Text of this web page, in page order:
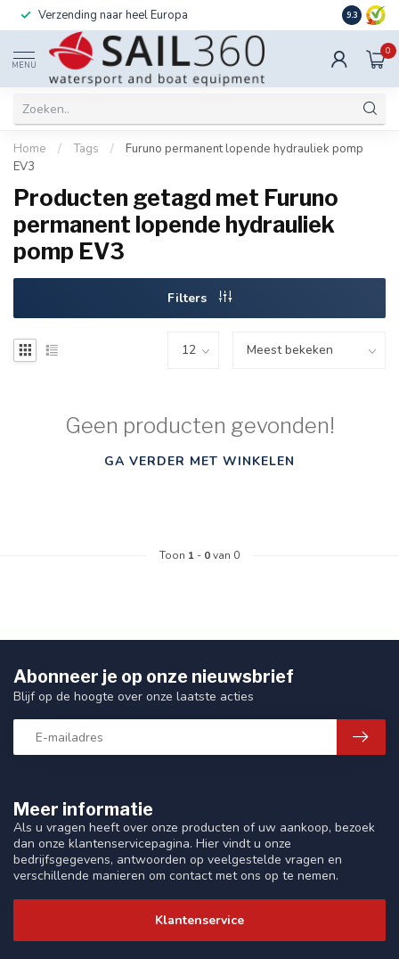
Verzending naar heel Europa Ook
9.3
MENU
0
Home / Tags /
Furuno permanent lopende hydrauliek pomp
EV3
Producten getagd met Furuno
permanent lopende hydrauliek
pomp EV3
Filters
Geen producten gevonden!
GA VERDER MET WINKELEN
Toon 1 - 0van 0
Meer informatie
Als u vragen heeft over onze producten of uw aankoop, bezoek
dan onze klantenservicepagina. Hier vindt u onze
bedrijfsgegevens, antwoorden op veelgestelde vragen en
verschillende manieren om contact met ons op te nemen.
Klantenservice
Abonneer je op onze nieuwsbrief
Blijf op de hoogte over onze laatste acties